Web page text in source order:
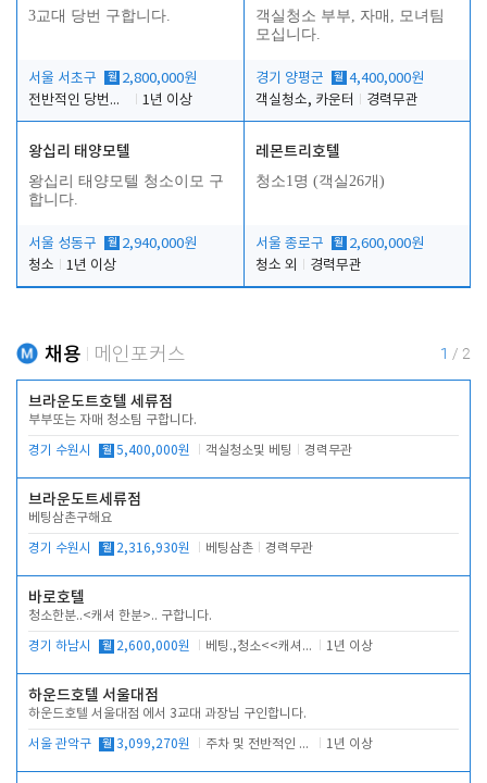
3교대 당번 구합니다.
서울 서초구 월 2,800,000원
전반적인 당번업무
1년 이상
객실청소 부부, 자매, 모녀팀
모십니다.
경기 양평군 월 4,400,000원
객실청소, 카운터
경력무관
왕십리 태양모텔
왕십리 태양모텔 청소이모 구
합니다.
서울 성동구 월 2,940,000원
청소
1년 이상
레몬트리호텔
청소1명 (객실26개)
서울 종로구 월 2,600,000원
청소 외
경력무관
채용 메인포커스 1 / 2
브라운도트호텔 세류점
부부또는 자매 청소팀 구합니다.
경기 수원시 월 5,400,000원 객실청소및 베팅 경력무관
브라운도트세류점
베팅삼촌구해요
경기 수원시 월 2,316,930원 베팅삼촌 경력무관
바로호텔
청소한분..<캐셔 한분>.. 구합니다.
경기 하남시 월 2,600,000원 베팅.,청소<<캐셔 모셔봅니다. 1년 이상
하운드호텔 서울대점
하운드호텔 서울대점 에서 3교대 과장님 구인합니다.
서울 관악구 월 3,099,270원 주차 및 전반적인 당번업무 1년 이상